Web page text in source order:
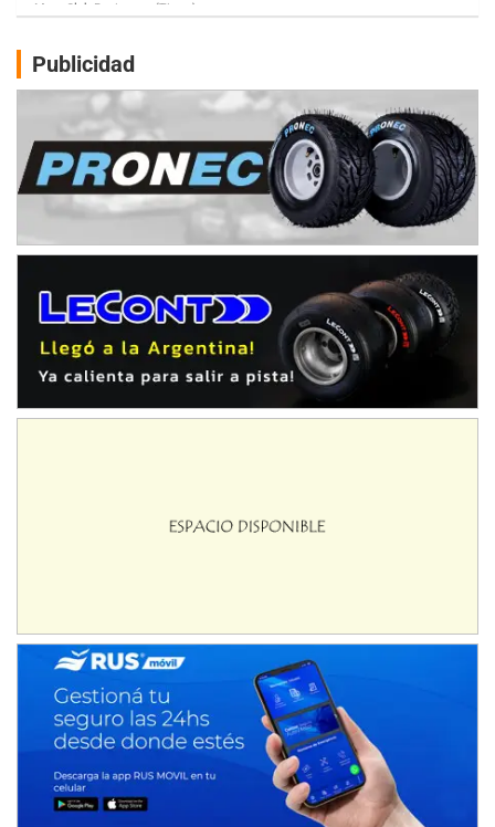
Humboldt (Santa Fe)
NORESTE SANTAFESINO - F6
Ciudad de Avellaneda (Asfalto)
Avellaneda (Santa Fe)
SUR SANTAFESINO - F4
José Samuel Sánchez (Tierra)
Rufino (Santa Fe)
Juan Navarro (Asfalto)
COBERTURA ESPECIAL DE E-KART.COM.AR
08/09-AGO
IAME SERIES ARGENTINA 6
Ramiro Tot (Asfalto)
Baradero (Buenos Aires)
ENTRERRIANO - F6 (POSTERGADA)
El Cerro (Tierra)
Victoria (Entre Ríos)
PATAGONICO - F6
Moto Club Reginense (Tierra)
Gral. E. Godoy (Río Negro)
CSK - F7
Juventud Unida (Tierra)
Publicidad